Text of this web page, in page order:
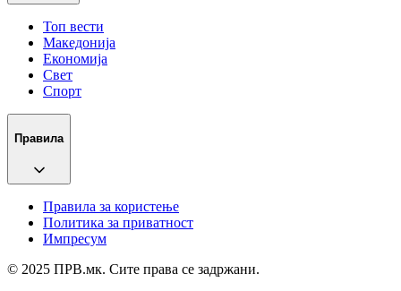
Топ вести
Македонија
Економија
Свет
Спорт
Правила
Правила за користење
Политика за приватност
Импресум
© 2025 ПРВ.мк. Сите права се задржани.